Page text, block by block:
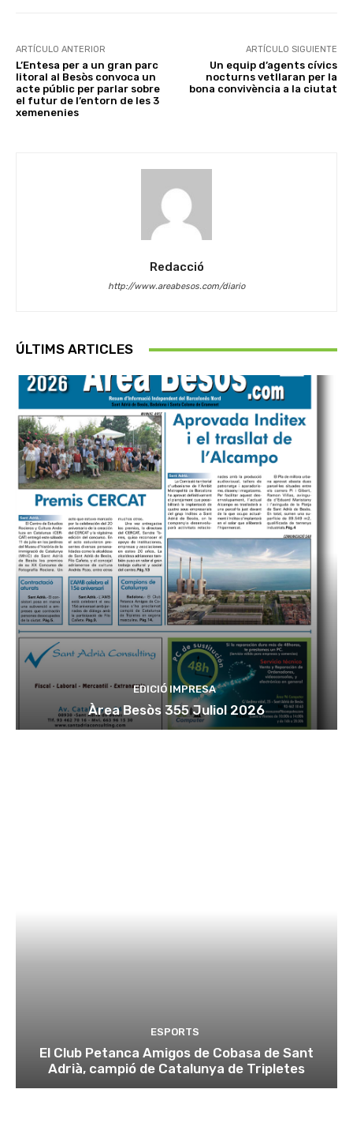
ARTÍCULO ANTERIOR
L’Entesa per a un gran parc
litoral al Besòs convoca un
acte públic per parlar sobre
el futur de l’entorn de les 3
xemenenies
ARTÍCULO SIGUIENTE
Un equip d’agents cívics
nocturns vetllaran per la
bona convivència a la ciutat
Redacció
http://www.areabesos.com/diario
ÚLTIMS ARTICLES
EDICIÓ IMPRESA
Àrea Besòs 355 Juliol 2026
ESPORTS
El Club Petanca Amigos de Cobasa de Sant
Adrià, campió de Catalunya de Tripletes